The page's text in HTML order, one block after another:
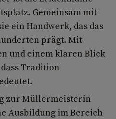
Gemeinsam mit
ein Handwerk, das das
prägt. Mit
und einem klaren Blick
Tradition
zur Müllermeisterin
Ausbildung im Bereich